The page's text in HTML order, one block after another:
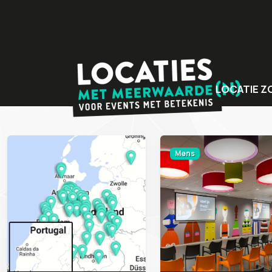
LOCATIE
Bijzondere
Locaties
Unieke
Mens